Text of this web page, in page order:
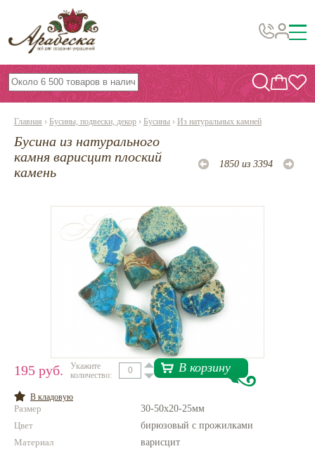
Бусины, подвески, декор
Бисер
Фурнитура
Проволока
Инструменты и материалы
Эпоксидная смола
Шнуры, ленты, нитки
По темам и сезонам
Бисер TOHO
Нетемнеющая фурнитура
Всё для вышивки
Натуральные камни
Главная › Бусины, подвески, декор › Бусины › Из натуральных камней
Бусина из натурального
камня варисцит плоский
камень
1850 из 3394
195 руб.
Укажите
количество:
В корзину
В кладовую
Размер
30-50х20-25мм
Цвет
бирюзовый с прожилками
Материал
варисцит